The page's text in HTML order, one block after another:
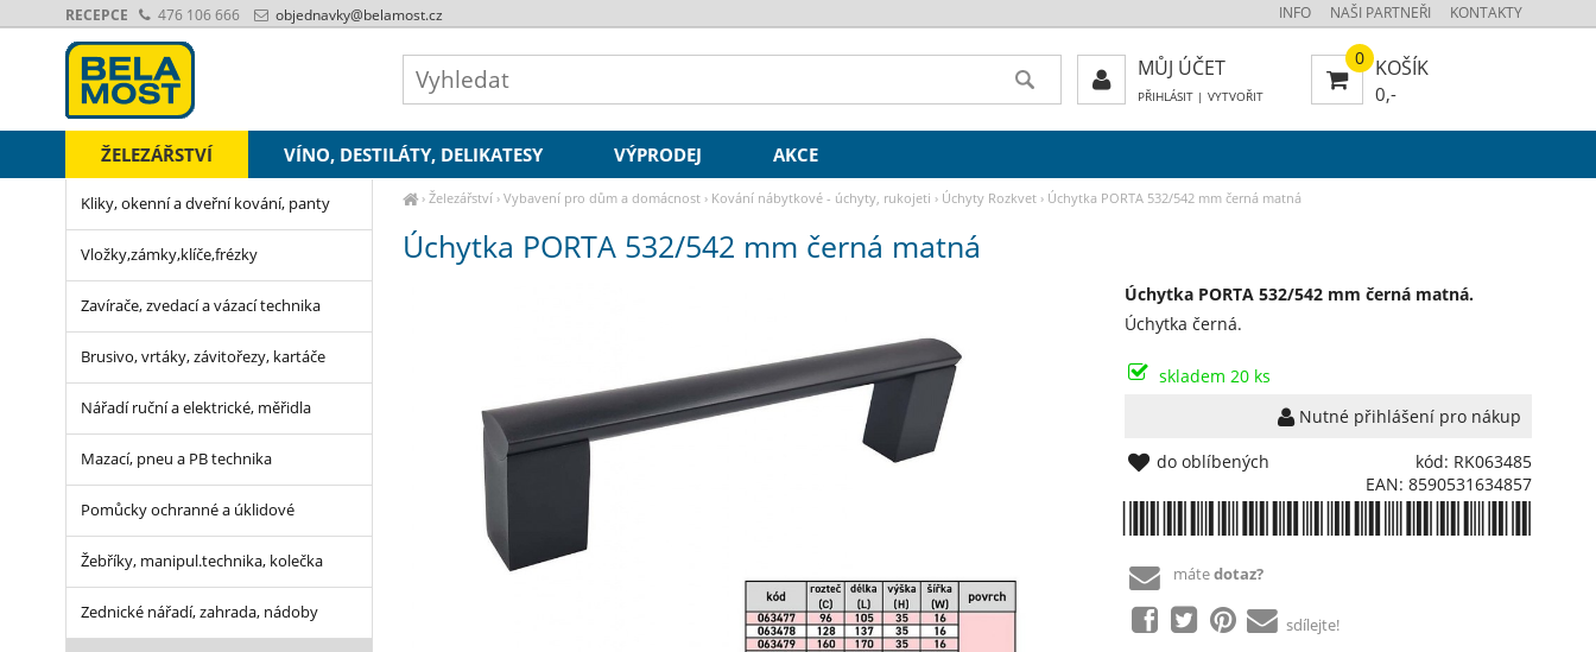
› Železářství› Vybavení pro dům a domácnost› Kování nábytkové - úchyty, rukojeti › Úchyty Rozkvet› Úchytka PORTA 532/542 mm černá matná
Úchytka PORTA 532/542 mm černá matná
Úchytka PORTA 532/542 mm černá matná.
Úchytka černá.
skladem 20 ks
Nutné přihlášení pro nákup
kód: RK063485
EAN: 8590531634857
do oblíbených
mátedotaz?
sdílejte!
Kliky, okenní a dveřní kování, panty
Vložky,zámky,klíče,frézky
Zavírače, zvedací a vázací technika
Brusivo, vrtáky, závitořezy, kartáče
Nářadí ruční a elektrické, měřidla
Mazací, pneu a PB technika
Pomůcky ochranné a úklidové
Žebříky, manipul.technika, kolečka
Zednické nářadí, zahrada, nádoby
ŽELEZÁŘSTVÍ VÍNO, DESTILÁTY, DELIKATESY VÝPRODEJ AKCE
INFO NAŠI PARTNEŘI KONTAKTY
RECEPCE 476 106 666 objednavky@belamost.cz
0 KOŠÍK
0,-
MŮJ ÚČET
PŘIHLÁSIT| VYTVOŘIT